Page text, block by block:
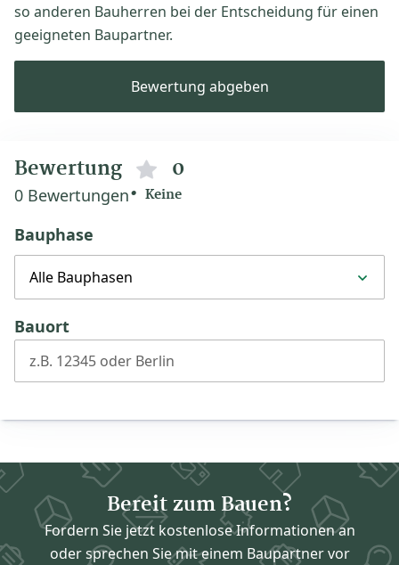
so anderen Bauherren bei der Entscheidung für einen
geeigneten Baupartner.
Bewertung abgeben
Bewertung 0
0 Bewertungen Keine
Bauphase
Alle Bauphasen
Bauort
z.B. 12345 oder Berlin
Bereit zum Bauen?
Fordern Sie jetzt kostenlose Informationen an
oder sprechen Sie mit einem Baupartner vor